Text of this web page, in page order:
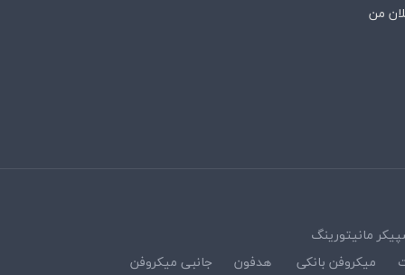
من
مانیتورینگ
میکروفن بانکی هدفون
جانبی میکروفن